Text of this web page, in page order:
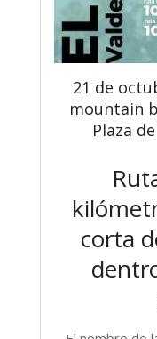
21 de
mountain
Plaza
corta